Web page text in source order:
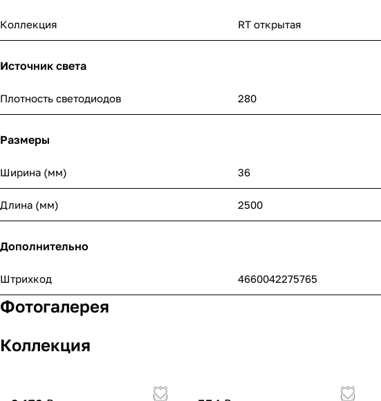
Коллекция RT открытая
Источник света
Плотность светодиодов 280
Размеры
Ширина (мм) 36
Длина (мм) 2500
Дополнительно
Штрихкод 4660042275765
Фотогалерея
Коллекция